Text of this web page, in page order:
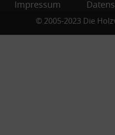
Impressum
© 2005-2023 Die